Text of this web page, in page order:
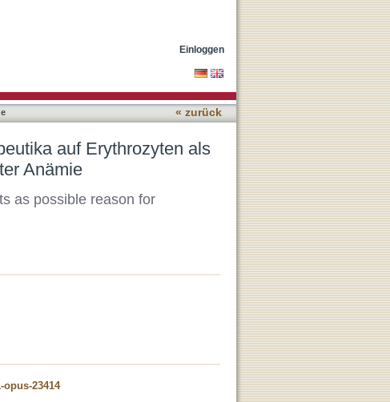
Einloggen
« zurück
auf Erythrozyten als
Anämie
as possible reason for
23414